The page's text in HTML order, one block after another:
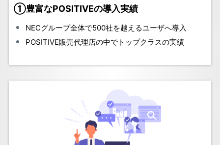
①豊富なPOSITIVEの導入実績
NECグループ全体で500社を越えるユーザへ導入
POSITIVE販売代理店の中でトップクラスの実績